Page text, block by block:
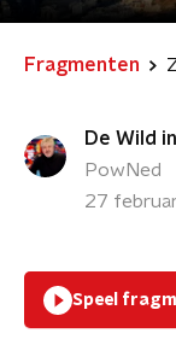
Fragmenten
De Wild
PowNed
27
Speel